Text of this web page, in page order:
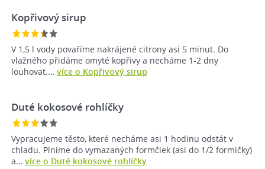
Kopřivový sirup
V 1,5 l vody povaříme nakrájené citrony asi 5 minut. Do
vlažného přidáme omyté kopřivy a necháme 1-2 dny
louhovat.… více o Kopřivový sirup
Duté kokosové rohlíčky
Vypracujeme těsto, které necháme asi 1 hodinu odstát v
chladu. Plníme do vymazaných formčiek (asi do 1/2 formičky)
a… více o Duté kokosové rohlíčky